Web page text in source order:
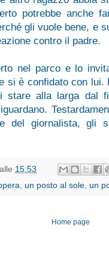
potrebbe anche
gli vuole bene, e
contro il padre.
nel parco e lo
si è confidato con
stare alla larga dal
del giornalista, gli
alle 15:53
un posto al sole un
Home page